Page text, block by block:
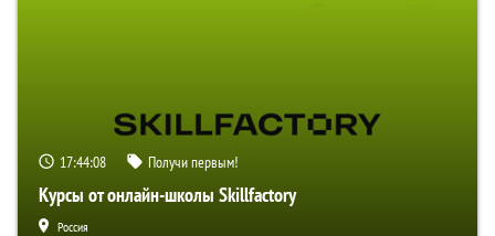
17:44:07 Получи первым!
Курсы от онлайн-школы Skillfactory
Россия